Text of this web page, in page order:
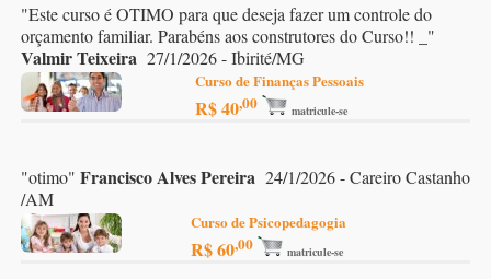
"Este curso é OTIMO para que deseja fazer um controle do
orçamento familiar. Parabéns aos construtores do Curso!! _ "
Valmir Teixeira 27/1/2026 - Ibirité/MG
Curso de Finanças Pessoais
R$ 40,00 matricule-se
"otimo" Francisco Alves Pereira 24/1/2026 - Careiro Castanho
/AM
Curso de Psicopedagogia
R$ 60,00 matricule-se